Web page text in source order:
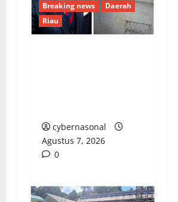
Breaking news
Daerah
Riau
cybernasonal
Agustus 7, 2026
0